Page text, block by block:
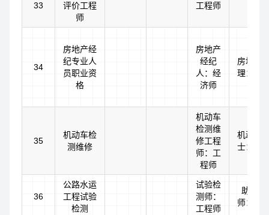
33
评价工程
师
工程师
34
房地产经
纪专业人
员职业资
格
房地产
经纪
人：经
济师
房地产
理：助
35
机动车检
测维修
机动车
检测维
修工程
师：工
程师
机动车
士：助
36
公路水运
工程试验
检测
试验检
测师：
工程师
助理
师：助